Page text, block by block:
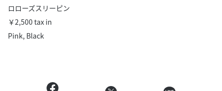
ロローズスリーピン
￥2,500 tax in
Pink, Black